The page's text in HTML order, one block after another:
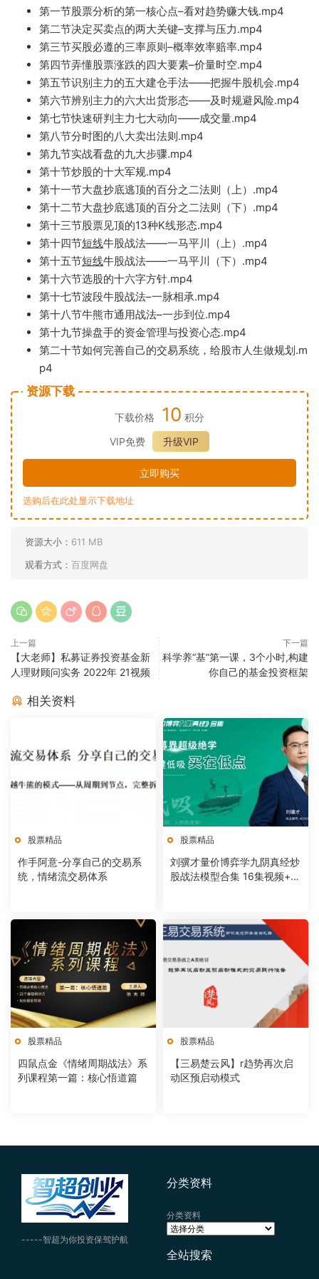
第一节股票分析的第一核心点–看对趋势赚大钱.mp4
第二节决定买卖点的两大关键–支撑与压力.mp4
第三节买股必遵的三率原则–概率效率赔率.mp4
第四节弄懂股票涨跌的四大要素–价量时空.mp4
第五节识别主力的五大建仓手法——把握牛股机会.mp4
第六节辨别主力的六大出货形态——及时规避风险.mp4
第七节快速研判主力七大动向——成交量.mp4
第八节分时图的八大卖出法则.mp4
第九节实战看盘的九大步骤.mp4
第十节炒股的十大军规.mp4
第十一节大盘抄底逃顶的百分之二法则（上）.mp4
第十二节大盘抄底逃顶的百分之二法则（下）.mp4
第十三节股票见顶的13种K线形态.mp4
第十四节短线牛股战法——一马平川（上）.mp4
第十五节短线牛股战法——一马平川（下）.mp4
第十六节选股的十六字方针.mp4
第十七节波段牛股战法–一脉相承.mp4
第十八节牛熊市通用战法–一步到 位.mp4
第十九节操盘手的资金管理与投资心态.mp4
第二十节如何完善自己的交易系统，给股市人生做规划.m
p4
资源下载
下载价格 10 积分
VIP免费
升级VIP
立即购买
选购后在此处显示下载地址
资源大小： 611 MB
观看方式： 百度网盘
上一篇
【大老师】私募证券投资基金新
人理财顾问实务 2022年 21视频
下一篇
科学养“基”第一课，3个小时,构建
你自己的基金投资框架
相关资料
股票精品
作手阿意-分享自己的交易系
统，情绪流交易体系
股票精品
刘骥才量价博弈学九阴真经炒
股战法模型合集 16集视频+课
股票精品
四鼠点金《情绪周期战法》系
列课程第一篇：核心悟道篇
股票精品
【三易楚云风】r趋势再次启
动区预启动模式
-----智超为你投资保驾护航
分类资料
分类资料
全站搜索